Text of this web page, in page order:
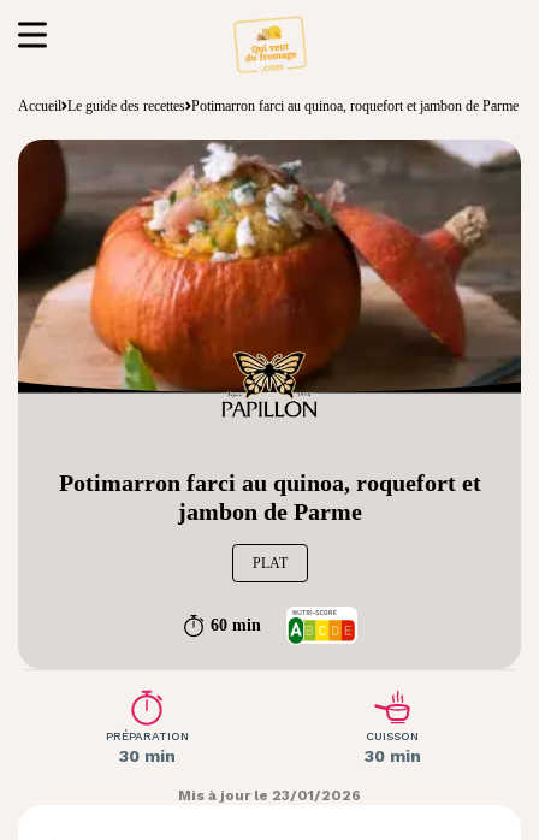
Accueil Le guide des recettes Potimarron farci au quinoa, roquefort et jambon de Parme
Potimarron farci au quinoa, roquefort et
jambon de Parme
PLAT
60 min
PRÉPARATION
30 min
CUISSON
30 min
Mis à jour le 23/01/2026